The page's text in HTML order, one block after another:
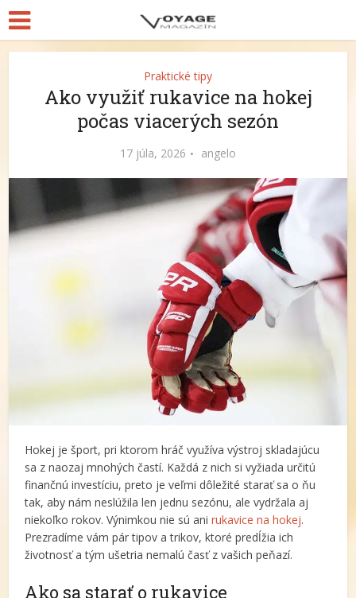
Praktické tipy
Ako využiť rukavice na hokej
počas viacerých sezón
17 júla, 2026 angelo
Hokej je šport, pri ktorom hráč využíva výstroj skladajúcu
sa z naozaj mnohých častí. Každá z nich si vyžiada určitú
finančnú investíciu, preto je veľmi dôležité starať sa o ňu
tak, aby nám neslúžila len jednu sezónu, ale vydržala aj
niekoľko rokov. Výnimkou nie sú anirukavice na hokej.
Prezradíme vám pár tipov a trikov, ktoré predĺžia ich
životnosť a tým ušetria nemalú časť z vašich peňazí.
Ako sa starať o rukavice